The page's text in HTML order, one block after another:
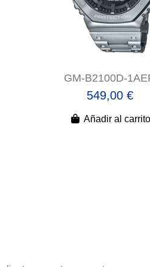
GM-B2100D-
549,00 €
Añadir al carrito